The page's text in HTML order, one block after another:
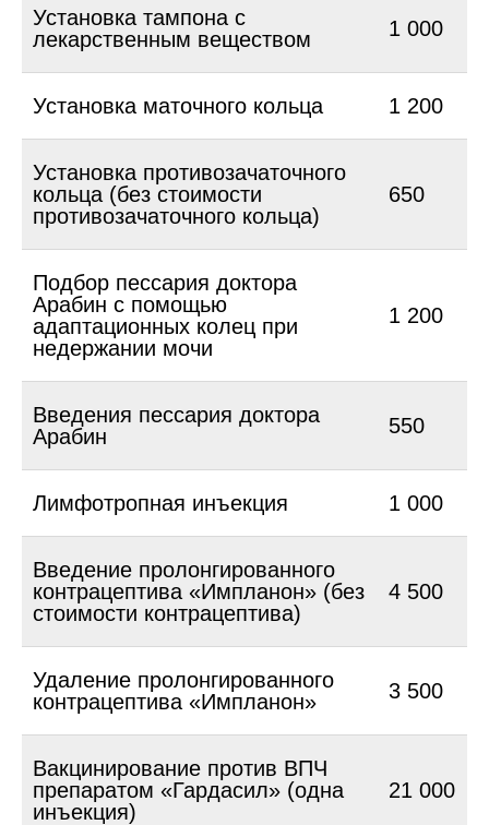
Установка тампона с
лекарственным веществом
1 000
Установка маточного кольца 1 200
Установка противозачаточного
кольца (без стоимости
противозачаточного кольца)
650
Подбор пессария доктора
Арабин с помощью
адаптационных колец при
недержании мочи
1 200
Введения пессария доктора
Арабин
550
Лимфотропная инъекция 1 000
Введение пролонгированного
контрацептива «Импланон» (без
стоимости контрацептива)
4 500
Удаление пролонгированного
контрацептива «Импланон»
3 500
Вакцинирование против ВПЧ
препаратом «Гардасил» (одна
инъекция)
21 000